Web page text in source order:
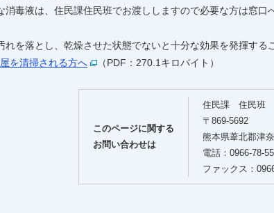
消毒液は、住民課住民班でお渡ししますので必要な方は窓口
を落とし、乾燥させた状態でないと十分な効果を発揮する
を清掃される方へ
（PDF：270.1キロバイト）
このページに関する
お問い合わせは
住民課 住民班
〒869-5692
熊本県葦北郡津
電話：0966-78-
ファックス：